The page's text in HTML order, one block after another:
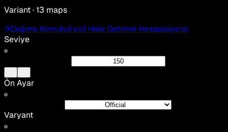
Variant · 13 maps
Doğma KomutuEvcil Hale Getirme Hesaplayıcısı
Seviye
Ön Ayar
Varyant